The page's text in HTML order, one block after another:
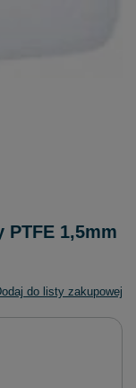
1,5mm
do listy zakupowej